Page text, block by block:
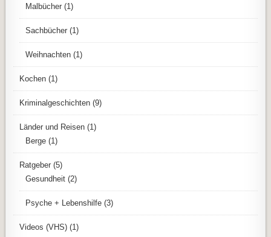
Malbücher (1)
Sachbücher (1)
Weihnachten (1)
Kochen (1)
Kriminalgeschichten (9)
Länder und Reisen (1)
Berge (1)
Ratgeber (5)
Gesundheit (2)
Psyche + Lebenshilfe (3)
Videos (VHS) (1)